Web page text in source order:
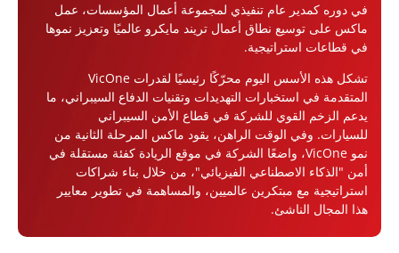
في دوره كمدير عام تنفيذي لمجموعة أعمال المؤسسات، عمل
ماكس على توسيع نطاق أعمال تريند مايكرو عالميًا وتعزيز نموها
في قطاعات استراتيجية.
تشكل هذه الأسس اليوم محرّكًا رئيسيًا لقدرات VicOne
المتقدمة في استخبارات التهديدات وتقنيات الدفاع السيبراني، ما
يدعم الزخم القوي للشركة في قطاع الأمن السيبراني
للسيارات. وفي الوقت الراهن، يقود ماكس المرحلة الثانية من
نمو VicOne، واضعًا الشركة في موقع الريادة كفئة مستقلة في
أمن "الذكاء الاصطناعي الفيزيائي"، من خلال بناء شراكات
استراتيجية مع مبتكرين عالميين، والمساهمة في تطوير معايير
هذا المجال الناشئ.